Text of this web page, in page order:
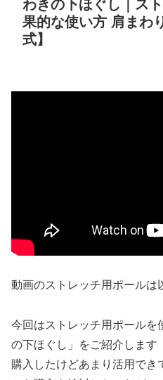
わきの下ほぐし｜ス
果的な使い方 肩まわ
式】
動画のストレッチ用ポールは
今回はストレッチ用ポールを
の下ほぐし」をご紹介します
購入したけどあまり活用でき